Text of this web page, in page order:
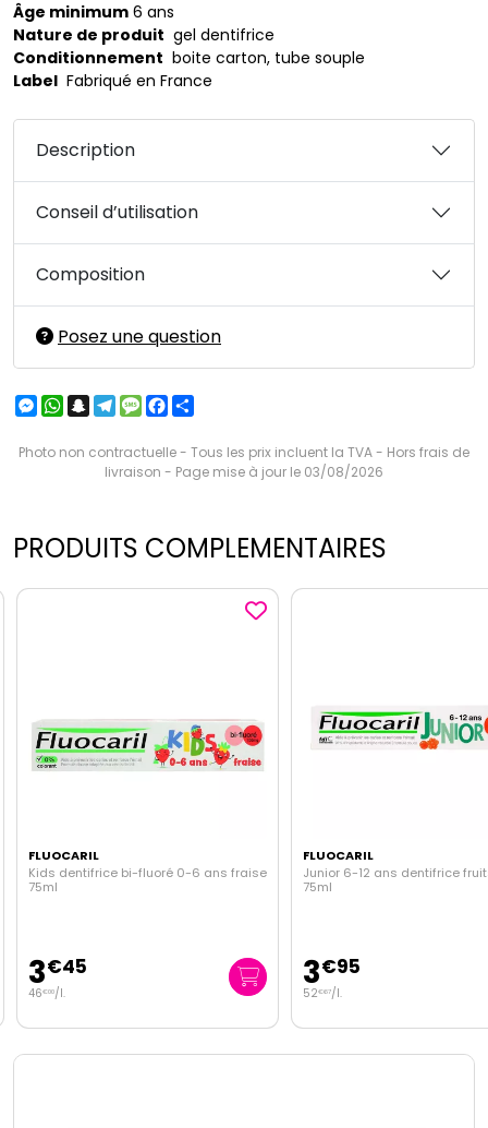
Âge minimum 6 ans
Nature de produit gel dentifrice
Conditionnement boite carton, tube souple
Label Fabriqué en France
Description
Conseil d’utilisation
Composition
Posez une question
Messenger
WhatsApp
Snapchat
Telegram
MessageFacebook
Photo non contractuelle - Tous les prix incluent la TVA - Hors frais de
livraison - Page mise à jour le 03/08/2026
PRODUITS COMPLEMENTAIRES
FLUOCARIL
Kids dentifrice bi-fluoré 0-6 ans fraise
75ml
3€45
46€00/l.
FLUOCARIL
Junior 6-12 ans dentifrice
75ml
3€95
52€67/l.